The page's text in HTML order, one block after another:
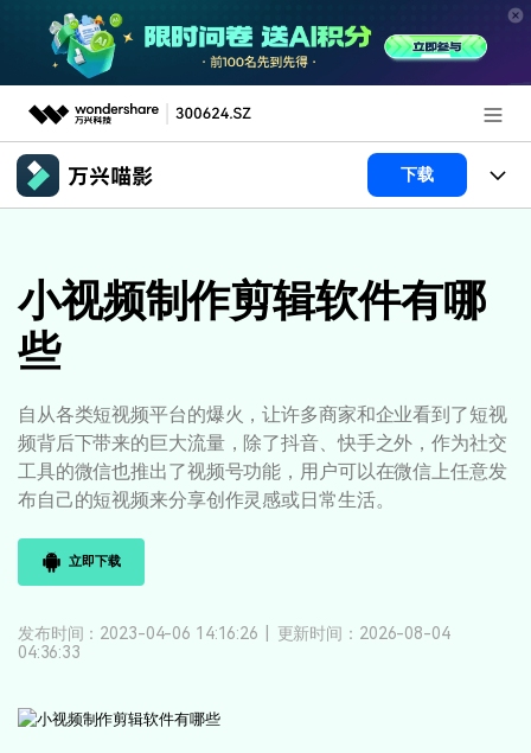
推荐产品
新闻中心
关于万兴
加入我们
帮助中心
下载
产品系统
产品功能
AI功能
视频/照片
AI 图生视频 NEW
AI 绘画
文本
解决方案
专业创作人群
品牌合作故事
使用教程
文章资讯
其他
帮助中心
产品支持
产品信息
登录
小视频制作剪辑软件有哪
些
自从各类短视频平台的爆火，让许多商家和企业看到了短视
频背后下带来的巨大流量，除了抖音、快手之外，作为社交
工具的微信也推出了视频号功能，用户可以在微信上任意发
布自己的短视频来分享创作灵感或日常生活。
立即下载
发布时间：2023-04-06 14:16:26
更新时间：2026-08-04
04:36:33